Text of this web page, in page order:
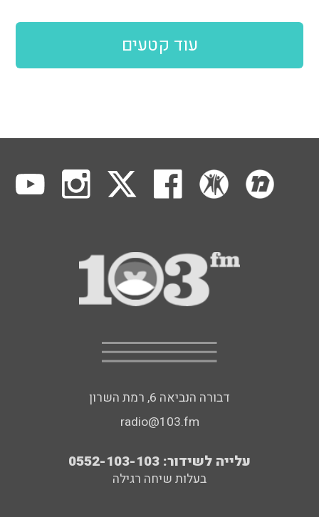
עוד קטעים
דבורה הנביאה 6, רמת השרון
radio@103.fm
עלייה לשידור: 0552-103-103
בעלות שיחה רגילה